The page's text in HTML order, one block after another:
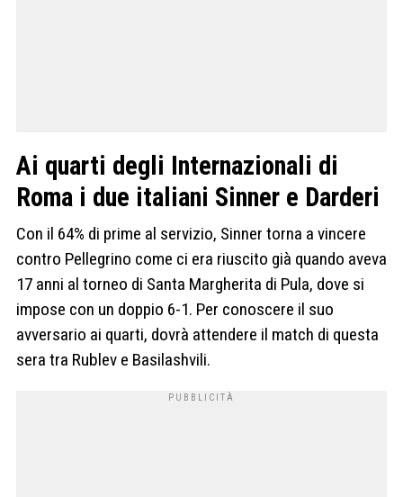
Ai quarti degli Internazionali di
Roma i due italiani Sinner e Darderi
Con il 64% di prime al servizio, Sinner torna a vincere
contro Pellegrino come ci era riuscito già quando aveva
17 anni al torneo di Santa Margherita di Pula, dove si
impose con un doppio 6-1. Per conoscere il suo
avversario ai quarti, dovrà attendere il match di questa
sera tra Rublev e Basilashvili.